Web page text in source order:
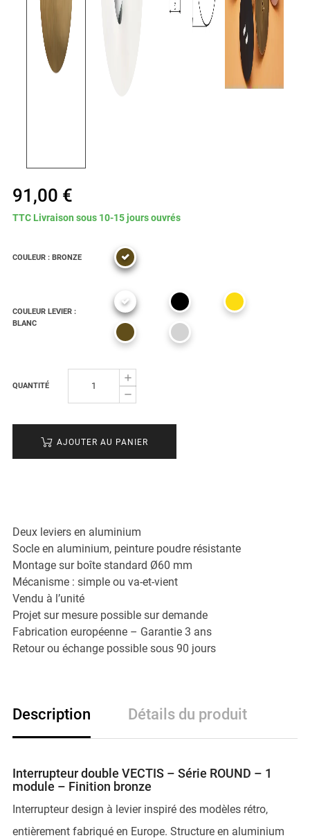
91,00 €
TTC Livraison sous 10-15 jours ouvrés
COULEUR : BRONZE
COULEUR LEVIER :
BLANC
QUANTITÉ
AJOUTER AU PANIER
Deux leviers en aluminium
Socle en aluminium, peinture poudre résistante
Montage sur boîte standard Ø60 mm
Mécanisme : simple ou va-et-vient
Vendu à l’unité
Projet sur mesure possible sur demande
Fabrication européenne – Garantie 3 ans
Retour ou échange possible sous 90 jours
Description Détails du produit
Interrupteur double VECTIS – Série ROUND – 1
module – Finition bronze
Interrupteur design à levier inspiré des modèles rétro,
entièrement fabriqué en Europe. Structure en aluminium